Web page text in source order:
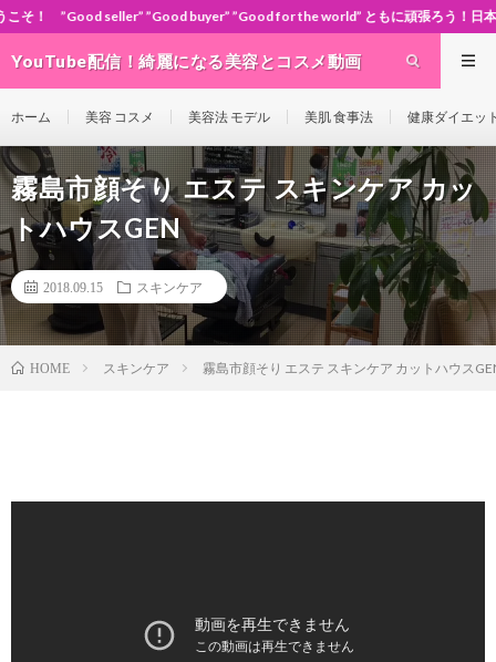
”Good buyer” ”Good for the world” ともに頑張ろう！日本！世界！
YouTube配信！綺麗になる美容とコスメ動画
ホーム 美容 コスメ 美容法 モデル 美肌 食事法 健康ダイエッ
霧島市顔そり エステ スキンケア カッ
トハウスGEN
2018.09.15 スキンケア
HOME スキンケア 霧島市顔そり エステ スキンケア カットハウス